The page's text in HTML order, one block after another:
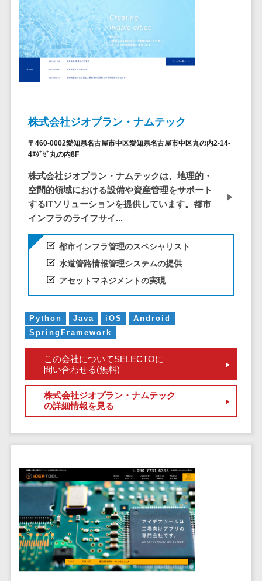
運送業務支援システム>
アルコールチェックアプリ>
店舗業務支援システム>
医療・介護業界向け
電子カルテ>
障害福祉ソフト>
オンライン診療システム>
オンコール代行サービス>
訪問看護ステーション向けサービ
ス>
診療予約システム>
歯科向け電子カルテ>
歯科予約システム>
リハビリ管理システム>
医薬品在庫管理システム>
電子薬歴システム>
不動産業界向け
不動産管理サービス>
不動産業務支援サービス>
不動産ホームページ制作>
不動産オーナーアプリ>
入居者管理アプリ>
用地管理システム>
フィスツール
ビジネスチャ
ット
ネージソフト
グループウェ
ア
Web会議シス
テム
プロジェクト
管理ツール
電子証明書サ
ービス
ー
クローニング
ツール
ー監視自動化
IoT空調制御
IoTプラットフ
ォーム
IT資産管理ツー
ル
SaaS管理ツー
ル
株式会社ジオプラン・ナムテック
〒460-0002愛知県名古屋市中区愛知県名古屋市中区丸の内2-14-
4ｴｸﾞｾﾞ丸の内8F
株式会社ジオプラン・ナムテックは、地理的・
空間的領域における設備や資産管理をサポート
するITソリューションを提供しています。都市
インフラのライフサイ...
都市インフラ管理のスペシャリスト
水道管路情報管理システムの提供
アセットマネジメントの実現
Python Java iOS
Android
SpringFramework
この会社についてSELECTOに
問い合わせる(無料)
株式会社ジオプラン・ナムテック
の詳細情報を見る